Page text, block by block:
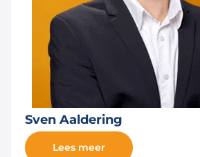
Sven Aaldering
Lees meer